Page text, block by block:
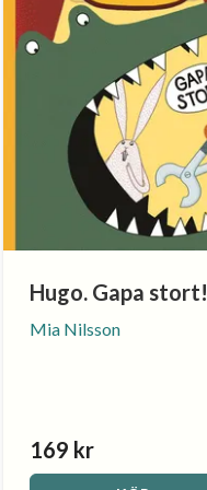
Hugo. Gapa stort!
Mia Nilsson
169 kr